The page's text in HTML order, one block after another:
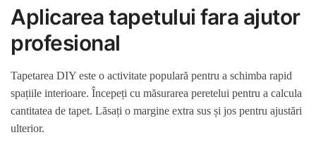
Aplicarea tapetului fara ajutor
profesional
Tapetarea DIY este o activitate populară pentru a schimba rapid
spațiile interioare. Începeți cu măsurarea peretelui pentru a calcula
cantitatea de tapet. Lăsați o margine extra sus și jos pentru ajustări
ulterior.